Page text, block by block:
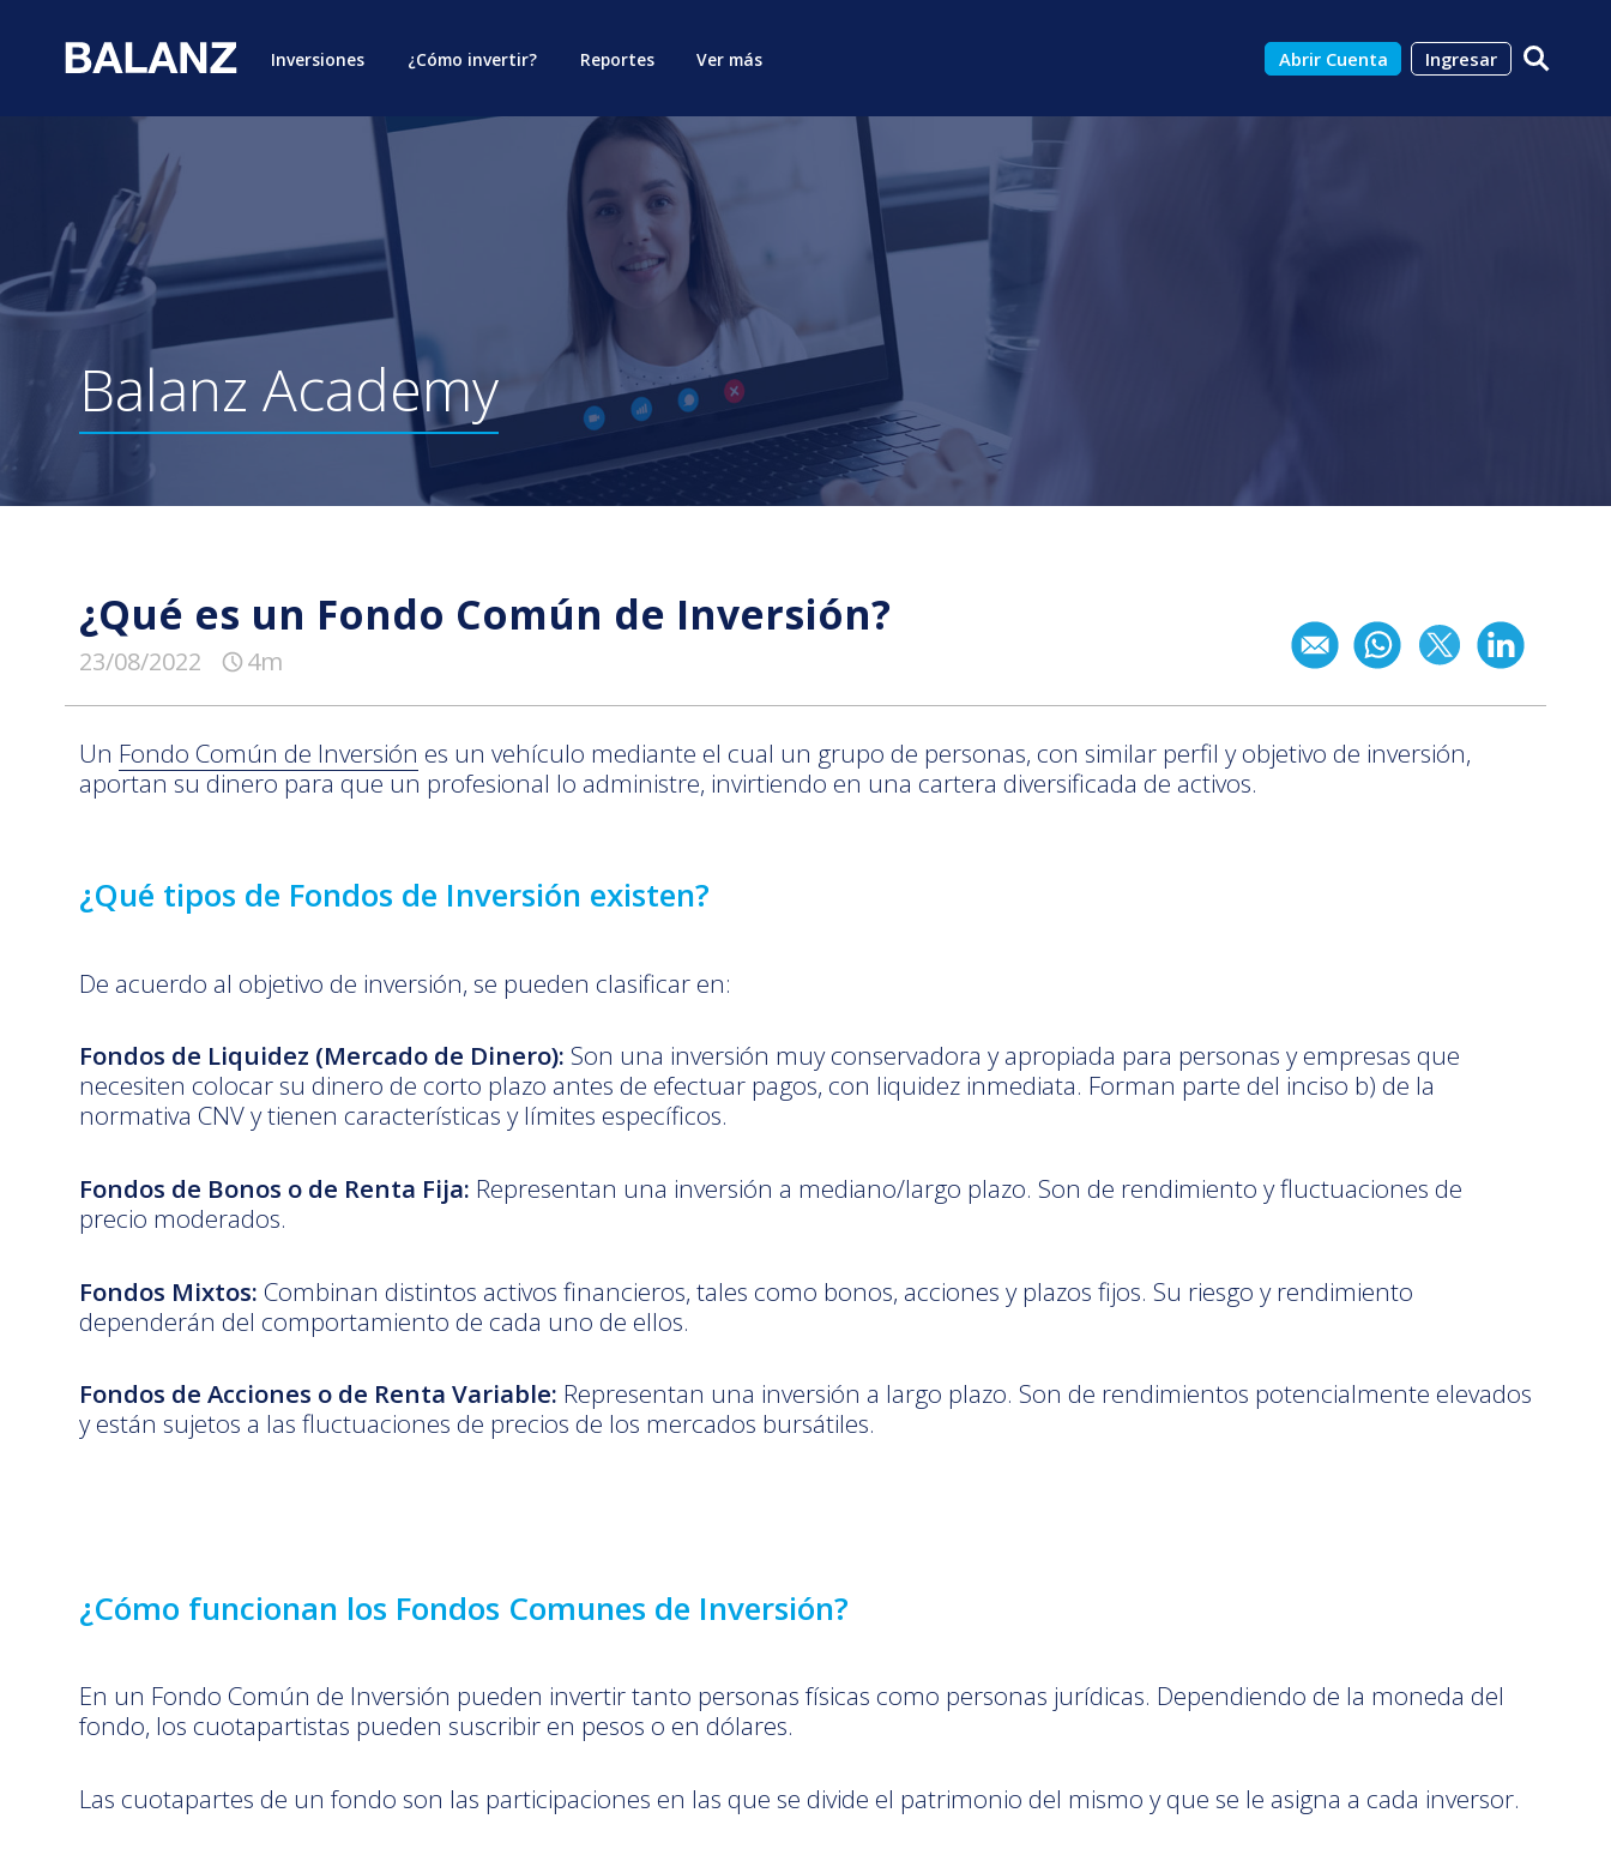
Abrir Cuenta Ingresar
Inversiones ¿Cómo invertir? Reportes Ver más
Balanz Academy
¿Qué es un Fondo Común de Inversión?
23/08/2022 4m
Un Fondo Común de Inversión es un vehículo mediante el cual un grupo de personas, con similar perfil y objetivo de inversión,
aportan su dinero para que un profesional lo administre, invirtiendo en una cartera diversificada de activos.
¿Qué tipos de Fondos de Inversión existen?
De acuerdo al objetivo de inversión, se pueden clasificar en:
Fondos de Liquidez (Mercado de Dinero): Son una inversión muy conservadora y apropiada para personas y empresas que
necesiten colocar su dinero de corto plazo antes de efectuar pagos, con liquidez inmediata. Forman parte del inciso b) de la
normativa CNV y tienen características y límites específicos.
Fondos de Bonos o de Renta Fija: Representan una inversión a mediano/largo plazo. Son de rendimiento y fluctuaciones de
precio moderados.
Fondos Mixtos: Combinan distintos activos financieros, tales como bonos, acciones y plazos fijos. Su riesgo y rendimiento
dependerán del comportamiento de cada uno de ellos.
Fondos de Acciones o de Renta Variable: Representan una inversión a largo plazo. Son de rendimientos potencialmente elevados
y están sujetos a las fluctuaciones de precios de los mercados bursátiles.
¿Cómo funcionan los Fondos Comunes de Inversión?
En un Fondo Común de Inversión pueden invertir tanto personas físicas como personas jurídicas. Dependiendo de la moneda del
fondo, los cuotapartistas pueden suscribir en pesos o en dólares.
Las cuotapartes de un fondo son las participaciones en las que se divide el patrimonio del mismo y que se le asigna a cada inversor.